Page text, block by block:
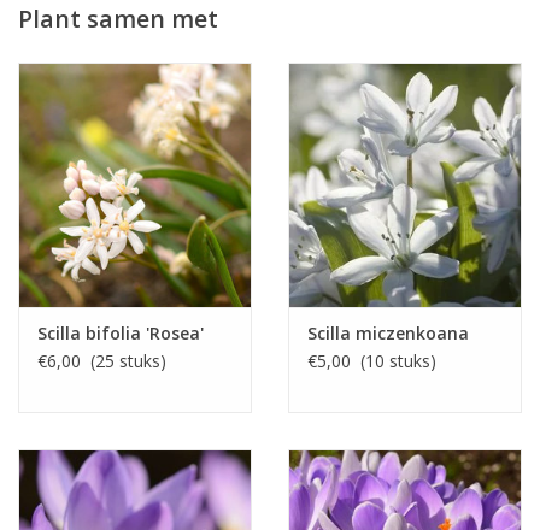
De Vroege Sterhyacint is inheems in Zuid-Europa en West-Azië.
Plant samen met
Scilla bifolia 'Rosea'
€6,00 (25 stuks)
Scilla miczenkoana
€5,00 (10 stuks)